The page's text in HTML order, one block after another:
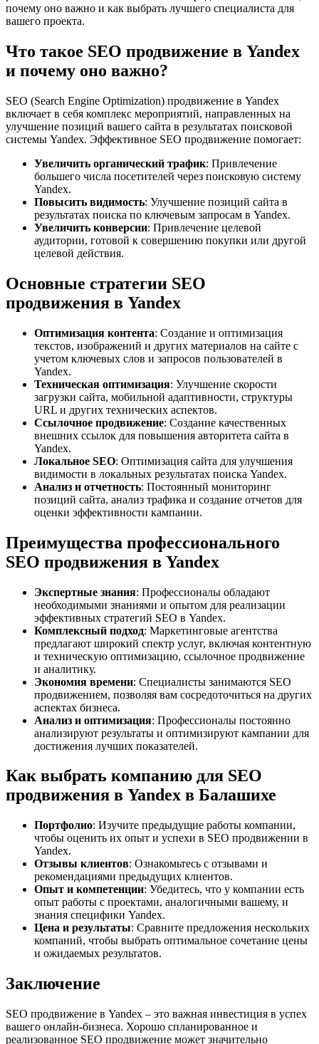
почему оно важно и как выбрать лучшего специалиста для
вашего проекта.
Что такое SEO продвижение в Yandex
и почему оно важно?
SEO (Search Engine Optimization) продвижение в Yandex
включает в себя комплекс мероприятий, направленных на
улучшение позиций вашего сайта в результатах поисковой
системы Yandex. Эффективное SEO продвижение помогает:
Увеличить органический трафик: Привлечение
большего числа посетителей через поисковую систему
Yandex.
Повысить видимость: Улучшение позиций сайта в
результатах поиска по ключевым запросам в Yandex.
Увеличить конверсии: Привлечение целевой
аудитории, готовой к совершению покупки или другой
целевой действия.
Основные стратегии SEO
продвижения в Yandex
Оптимизация контента: Создание и оптимизация
текстов, изображений и других материалов на сайте с
учетом ключевых слов и запросов пользователей в
Yandex.
Техническая оптимизация: Улучшение скорости
загрузки сайта, мобильной адаптивности, структуры
URL и других технических аспектов.
Ссылочное продвижение: Создание качественных
внешних ссылок для повышения авторитета сайта в
Yandex.
Локальное SEO: Оптимизация сайта для улучшения
видимости в локальных результатах поиска Yandex.
Анализ и отчетность: Постоянный мониторинг
позиций сайта, анализ трафика и создание отчетов для
оценки эффективности кампании.
Преимущества профессионального
SEO продвижения в Yandex
Экспертные знания: Профессионалы обладают
необходимыми знаниями и опытом для реализации
эффективных стратегий SEO в Yandex.
Комплексный подход: Маркетинговые агентства
предлагают широкий спектр услуг, включая контентную
и техническую оптимизацию, ссылочное продвижение
и аналитику.
Экономия времени: Специалисты занимаются SEO
продвижением, позволяя вам сосредоточиться на других
аспектах бизнеса.
Анализ и оптимизация: Профессионалы постоянно
анализируют результаты и оптимизируют кампании для
достижения лучших показателей.
Как выбрать компанию для SEO
продвижения в Yandex в Балашихе
Портфолио: Изучите предыдущие работы компании,
чтобы оценить их опыт и успехи в SEO продвижении в
Yandex.
Отзывы клиентов: Ознакомьтесь с отзывами и
рекомендациями предыдущих клиентов.
Опыт и компетенции: Убедитесь, что у компании есть
опыт работы с проектами, аналогичными вашему, и
знания специфики Yandex.
Цена и результаты: Сравните предложения нескольких
компаний, чтобы выбрать оптимальное сочетание цены
и ожидаемых результатов.
Заключение
SEO продвижение в Yandex – это важная инвестиция в успех
вашего онлайн-бизнеса. Хорошо спланированное и
реализованное SEO продвижение может значительно